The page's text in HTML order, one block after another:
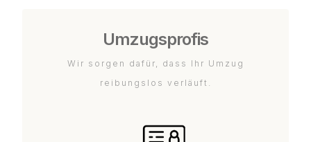
Umzugsprofis
Wir sorgen dafür, dass Ihr Umzug
reibungslos verläuft.